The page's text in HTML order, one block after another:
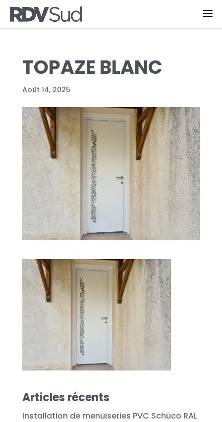
TOPAZE BLANC
Août 14, 2025
Articles récents
Installation de menuiseries PVC Schüco RAL